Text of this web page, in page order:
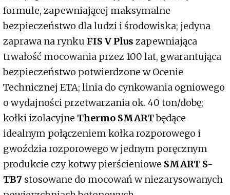
formule, zapewniającej maksymalne
bezpieczeństwo dla ludzi i środowiska; jedyna
zaprawa na rynku FIS V Plus zapewniająca
trwałość mocowania przez 100 lat, gwarantująca
bezpieczeństwo potwierdzone​ w Ocenie
Technicznej ETA; linia do cynkowania ogniowego
o wydajności przetwarzania ok. 40 ton/dobę;
kołki izolacyjne Thermo SMARTbędące
idealnym połączeniem kołka rozporowego i
gwoździa rozporowego w jednym poręcznym
produkcie czy kotwy pierścieniowe SMART S-
TB7 stosowane do mocowań w niezarysowanych